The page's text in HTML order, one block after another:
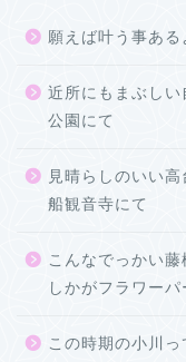
願えば叶う事あ
近所にもまぶし
公園にて
見晴らしのいい
船観音寺にて
こんなでっかい
しかがフラワーパ
この時期の小川